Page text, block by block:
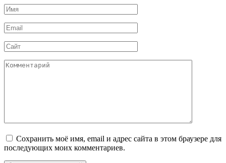
Имя
*
Email
*
Сайт
Комментарий
Сохранить моё имя, email и адрес сайта в этом браузере для
последующих моих комментариев.